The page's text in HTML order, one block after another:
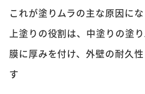
これが塗りムラの主な原因にな
上塗りの役割は、中塗りの塗
膜に厚みを付け、外壁の耐久
す